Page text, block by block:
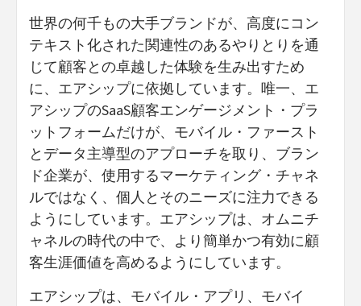
世界の何千もの大手ブランドが、高度にコン
テキスト化された関連性のあるやりとりを通
じて顧客との卓越した体験を生み出すため
に、エアシップに依拠しています。唯一、エ
アシップのSaaS顧客エンゲージメント・プラ
ットフォームだけが、モバイル・ファースト
とデータ主導型のアプローチを取り、ブラン
ド企業が、使用するマーケティング・チャネ
ルではなく、個人とそのニーズに注力できる
ようにしています。エアシップは、オムニチ
ャネルの時代の中で、より簡単かつ有効に顧
客生涯価値を高めるようにしています。
エアシップは、モバイル・アプリ、モバイ